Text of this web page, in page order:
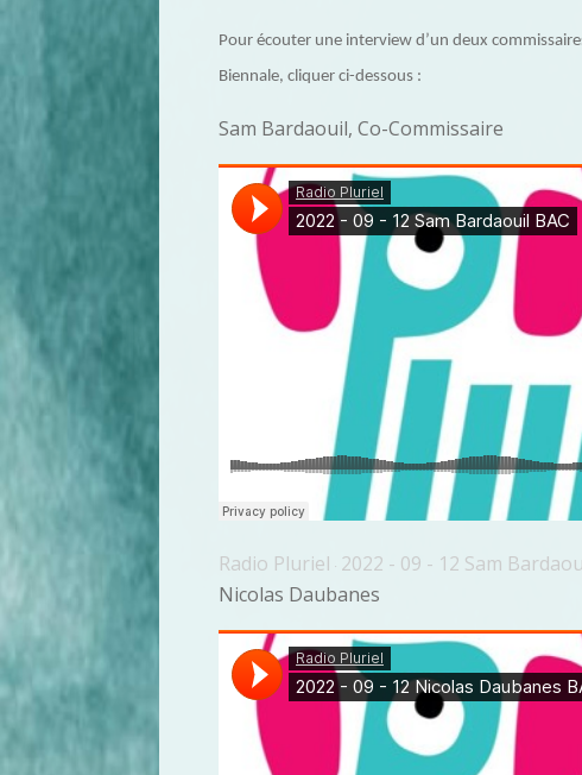
Pour écouter une interview d’un deux
Biennale, cliquer ci-dessous :
Sam Bardaouil, Co-Commissaire
Radio Pluriel · 2022 - 09 - 12 Sam
Nicolas Daubanes